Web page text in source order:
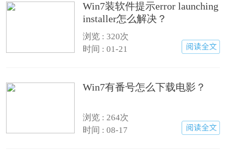
Win7装软件提示error launching
installer怎么解决？
浏览 : 320次
时间 : 01-21
Win7有番号怎么下载电影？
浏览 : 264次
时间 : 08-17